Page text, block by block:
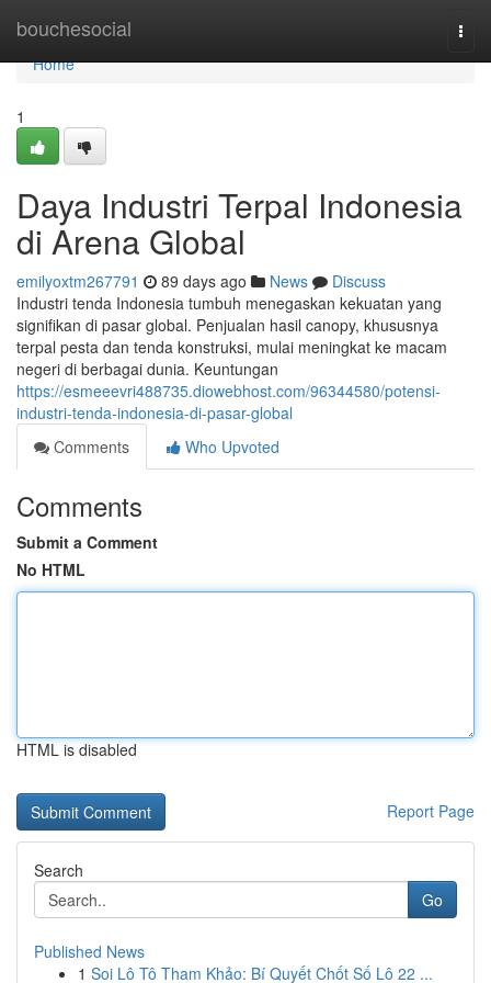
bouchesocial
Home
Home
1
Daya Industri Terpal Indonesia
di Arena Global
emilyoxtm267791 89 days ago News
Discuss
Industri tenda Indonesia tumbuh menegaskan kekuatan yang
signifikan di pasar global. Penjualan hasil canopy, khususnya
terpal pesta dan tenda konstruksi, mulai meningkat ke macam
negeri di berbagai dunia. Keuntungan
https://esmeeevri488735.diowebhost.com/96344580/potensi-
industri-tenda-indonesia-di-pasar-global
Comments
Who Upvoted
Comments
Submit a Comment
No HTML
HTML is disabled
Report Page
Search
Go
Published News
1 Soi Lô Tô Tham Khảo: Bí Quyết Chốt Số Lô 22 ...